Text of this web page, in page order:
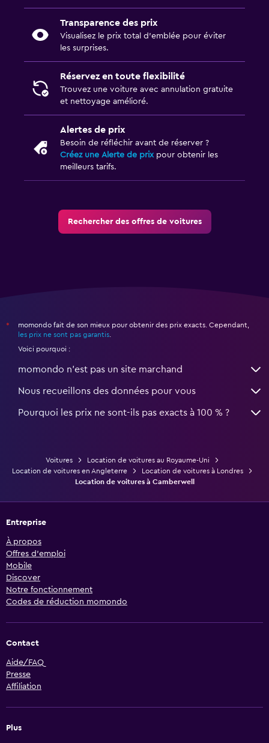
Transparence des prix
Visualisez le prix total d’emblée pour éviter
les surprises.
Réservez en toute flexibilité
Trouvez une voiture avec annulation gratuite
et nettoyage amélioré.
Alertes de prix
Besoin de réfléchir avant de réserver ?
Créez une Alerte de prixpour obtenir les
meilleurs tarifs.
Rechercher des offres de voitures
*
momondo fait de son mieux pour obtenir des prix exacts. Cependant,
les prix ne sont pas garantis.
Voici pourquoi :
momondo n'est pas un site marchand
Nous recueillons des données pour vous
Pourquoi les prix ne sont-ils pas exacts à 100 % ?
Voitures
Location de voitures au Royaume-Uni
Location de voitures en Angleterre
Location de voitures à Londres
Location de voitures à Camberwell
Entreprise
À propos
Offres d’emploi
Mobile
Discover
Notre fonctionnement
Codes de réduction momondo
Contact
Aide/FAQ
Presse
Affiliation
Plus